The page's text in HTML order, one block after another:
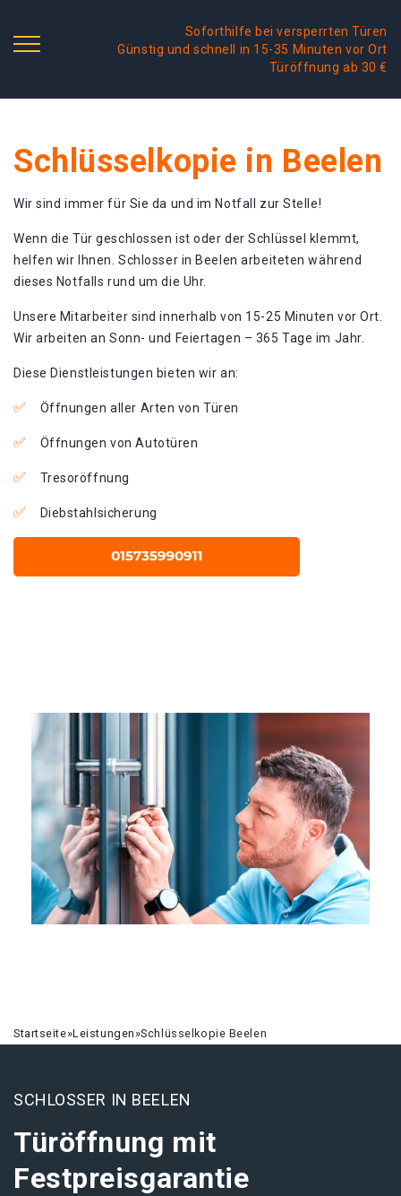
Soforthilfe bei versperrten Türen
Günstig und schnell in 15-35 Minuten vor Ort
Türöffnung ab 30 €
Schlüsselkopie in Beelen
Wir sind immer für Sie da und im Notfall zur Stelle!
Wenn die Tür geschlossen ist oder der Schlüssel klemmt,
helfen wir Ihnen. Schlosser in Beelen arbeiteten während
dieses Notfalls rund um die Uhr.
Unsere Mitarbeiter sind innerhalb von 15-25 Minuten vor Ort.
Wir arbeiten an Sonn- und Feiertagen – 365 Tage im Jahr.
Diese Dienstleistungen bieten wir an:
Öffnungen aller Arten von Türen
Öffnungen von Autotüren
Tresoröffnung
Diebstahlsicherung
Startseite»Leistungen»Schlüsselkopie Beelen
SCHLOSSER IN BEELEN
Türöffnung mit
Festpreisgarantie